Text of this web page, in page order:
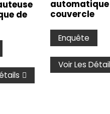
de
couvercle
Enquête
Voir Les